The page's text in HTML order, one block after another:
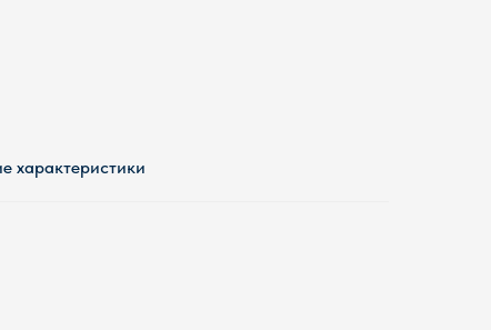
характеристики